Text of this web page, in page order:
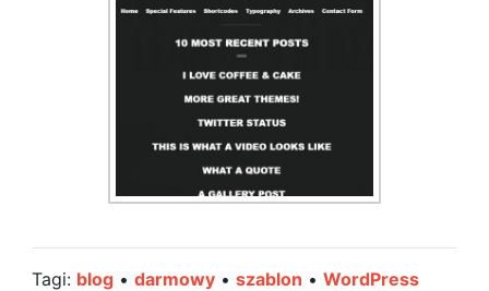
Tagi: blog• darmowy• szablon • WordPress